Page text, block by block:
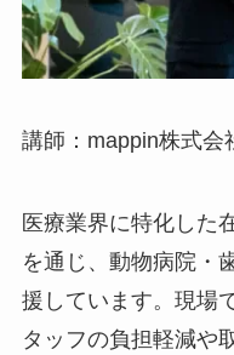
講師：mappin株式会
医療業界に特化した
を通じ、動物病院・
援しています。現場
タッフの負担軽減や